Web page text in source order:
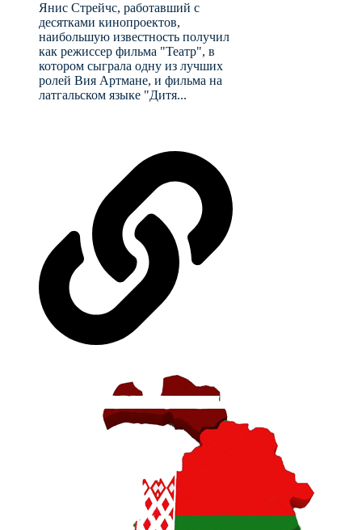
Янис Стрейчс, работавший с
десятками кинопроектов,
наибольшую известность получил
как режиссер фильма "Театр", в
котором сыграла одну из лучших
ролей Вия Артмане, и фильма на
латгальском языке "Дитя...